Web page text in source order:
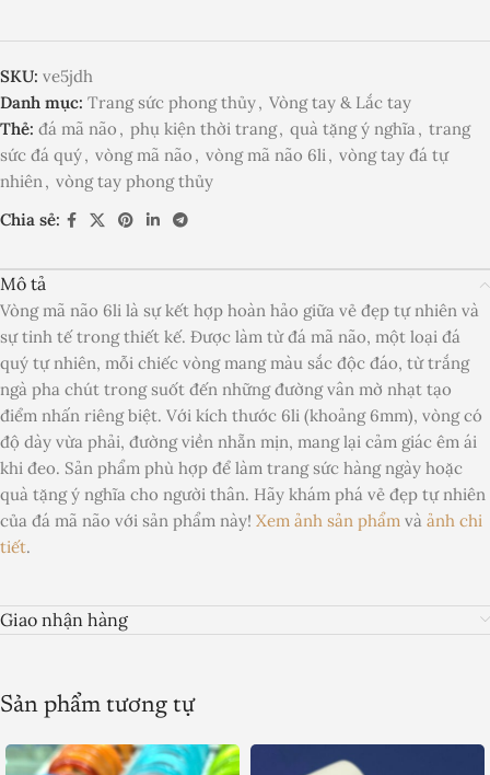
SKU: ve5jdh
Danh mục: Trang sức phong thủy, Vòng tay & Lắc tay
Thẻ: đá mã não , phụ kiện thời trang, quà tặng ý nghĩa , trang
sức đá quý, vòng mã não , vòng mã não 6li , vòng tay đá tự
nhiên , vòng tay phong thủy
Chia sẻ:
Mô tả
Vòng mã não 6li là sự kết hợp hoàn hảo giữa vẻ đẹp tự nhiên và
sự tinh tế trong thiết kế. Được làm từ đá mã não, một loại đá
quý tự nhiên, mỗi chiếc vòng mang màu sắc độc đáo, từ trắng
ngà pha chút trong suốt đến những đường vân mờ nhạt tạo
điểm nhấn riêng biệt. Với kích thước 6li (khoảng 6mm), vòng có
độ dày vừa phải, đường viền nhẵn mịn, mang lại cảm giác êm ái
khi đeo. Sản phẩm phù hợp để làm trang sức hàng ngày hoặc
quà tặng ý nghĩa cho người thân. Hãy khám phá vẻ đẹp tự nhiên
của đá mã não với sản phẩm này! Xem ảnh sản phẩm và ảnh chi
tiết.
Giao nhận hàng
Sản phẩm tương tự